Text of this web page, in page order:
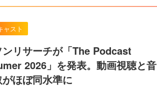
ャスト
ンリサーチが「The Podcast
2026」を発表。動画視聴と音
ほぼ同水準に